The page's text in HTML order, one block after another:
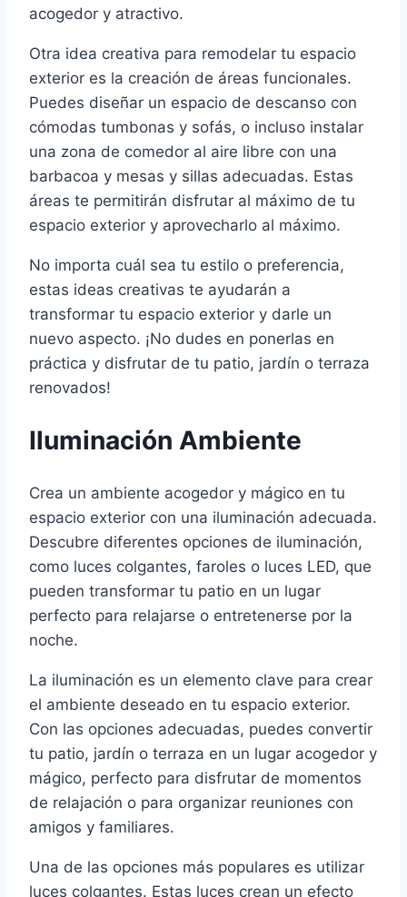
acogedor y atractivo.
Otra idea creativa para remodelar tu espacio
exterior es la creación de áreas funcionales.
Puedes diseñar un espacio de descanso con
cómodas tumbonas y sofás, o incluso instalar
una zona de comedor al aire libre con una
barbacoa y mesas y sillas adecuadas. Estas
áreas te permitirán disfrutar al máximo de tu
espacio exterior y aprovecharlo al máximo.
No importa cuál sea tu estilo o preferencia,
estas ideas creativas te ayudarán a
transformar tu espacio exterior y darle un
nuevo aspecto. ¡No dudes en ponerlas en
práctica y disfrutar de tu patio, jardín o terraza
renovados!
Iluminación Ambiente
Crea un ambiente acogedor y mágico en tu
espacio exterior con una iluminación adecuada.
Descubre diferentes opciones de iluminación,
como luces colgantes, faroles o luces LED, que
pueden transformar tu patio en un lugar
perfecto para relajarse o entretenerse por la
noche.
La iluminación es un elemento clave para crear
el ambiente deseado en tu espacio exterior.
Con las opciones adecuadas, puedes convertir
tu patio, jardín o terraza en un lugar acogedor y
mágico, perfecto para disfrutar de momentos
de relajación o para organizar reuniones con
amigos y familiares.
Una de las opciones más populares es utilizar
luces colgantes. Estas luces crean un efecto